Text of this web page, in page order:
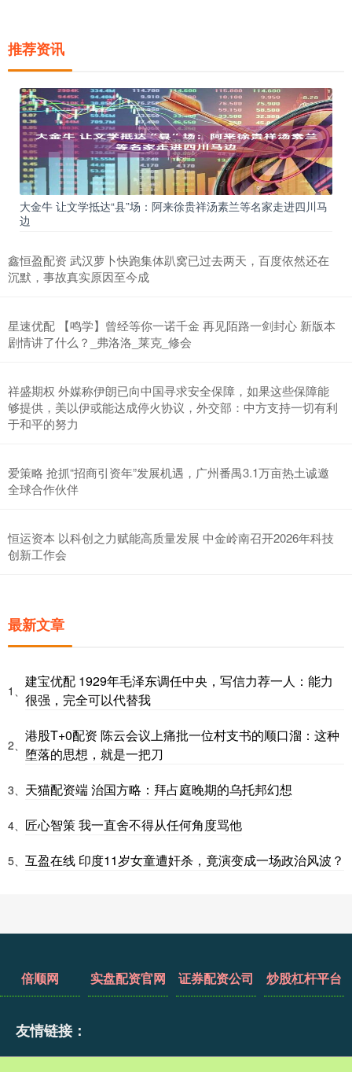
推荐资讯
大金牛 让文学抵达“县”场：阿来徐贵祥汤素兰等名家走进四川马
边
鑫恒盈配资 武汉萝卜快跑集体趴窝已过去两天，百度依然还在
沉默，事故真实原因至今成
星速优配 【鸣学】曾经等你一诺千金 再见陌路一剑封心 新版本
剧情讲了什么？_弗洛洛_莱克_修会
祥盛期权 外媒称伊朗已向中国寻求安全保障，如果这些保障能
够提供，美以伊或能达成停火协议，外交部：中方支持一切有利
于和平的努力
爱策略 抢抓“招商引资年”发展机遇，广州番禺3.1万亩热土诚邀
全球合作伙伴
恒运资本 以科创之力赋能高质量发展 中金岭南召开2026年科技
创新工作会
最新文章
1、
建宝优配 1929年毛泽东调任中央，写信力荐一人：能力
很强，完全可以代替我
2、
港股T+0配资 陈云会议上痛批一位村支书的顺口溜：这种
堕落的思想，就是一把刀
3、 天猫配资端 治国方略：拜占庭晚期的乌托邦幻想
4、 匠心智策 我一直舍不得从任何角度骂他
5、 互盈在线 印度11岁女童遭奸杀，竟演变成一场政治风波？
倍顺网 实盘配资官网 证券配资公司 炒股杠杆平台
友情链接：